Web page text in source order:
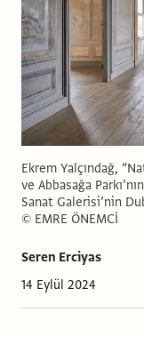
Seren Erciyas
14 Eylül 2024
Ekrem Yalçındağ,
ve Abbasağa
Sanat Galerisi’nin
© EMRE ÖNEMCİ